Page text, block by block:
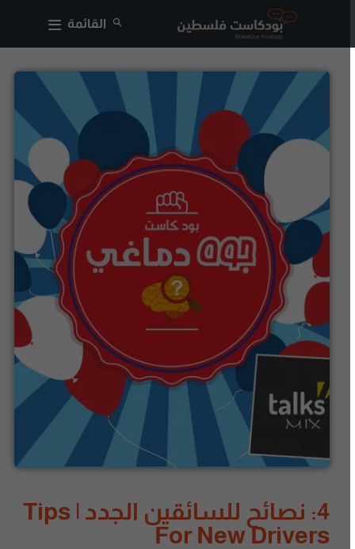
القائمة
4: نصائح للسائقين الجدد | Tips
For New Drivers